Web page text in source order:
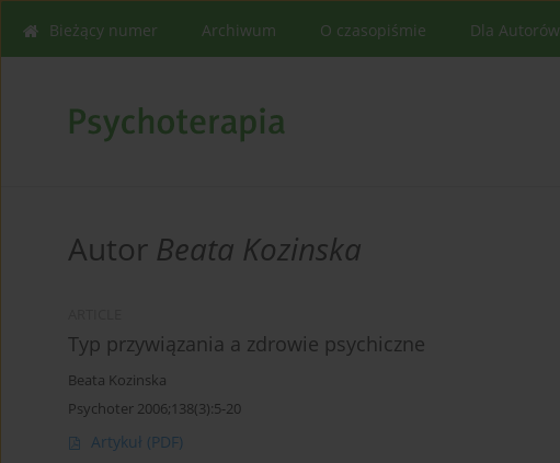
Bieżący numer Archiwum O czasopiśmie Dla Autorów
Autor Beata Kozinska
Typ przywiązania a zdrowie psychiczne
Beata Kozinska
Psychoter 2006;138(3):5-20
Artykuł (PDF)